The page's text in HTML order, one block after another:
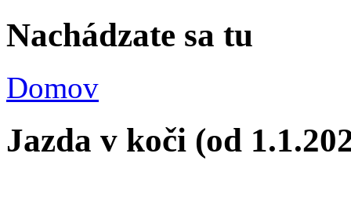
Nachádzate sa tu
Domov
Jazda v koči (od